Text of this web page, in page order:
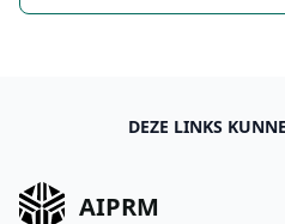
DEZE LINKS
AIPRM